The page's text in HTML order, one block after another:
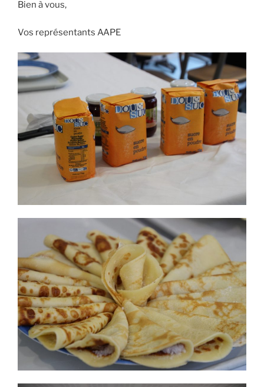
Bien à vous,
Vos représentants AAPE